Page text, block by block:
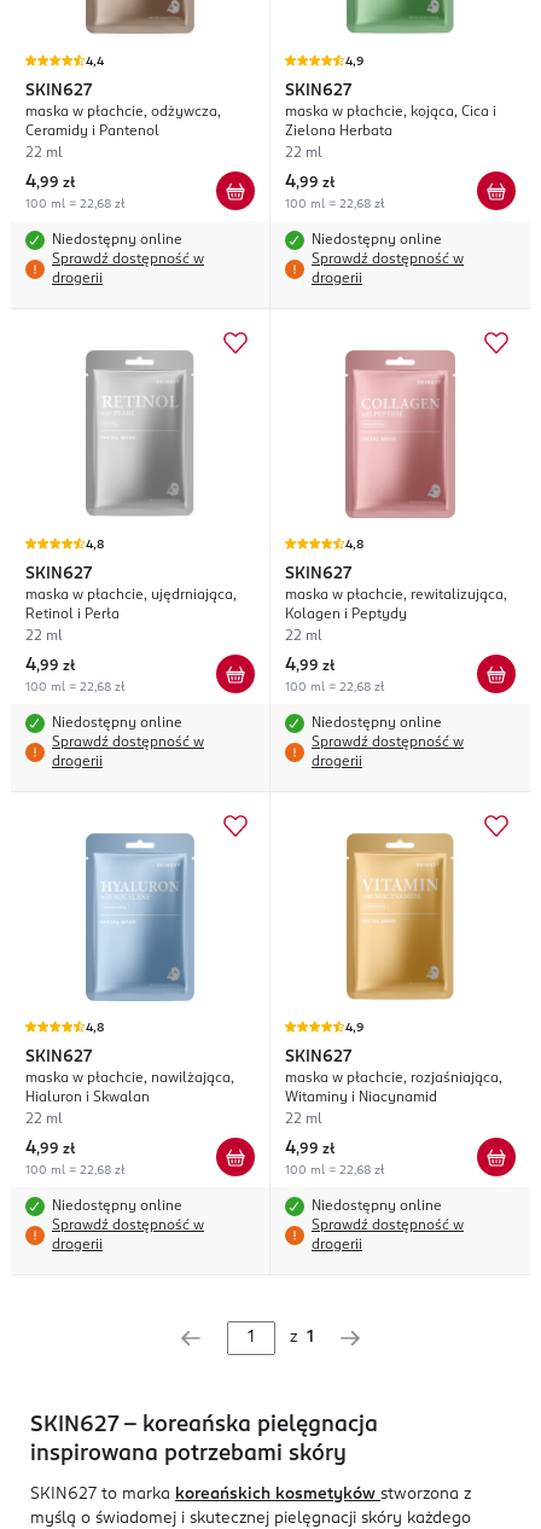
4,4
SKIN627
maska w płachcie, odżywcza,
Ceramidy i Pantenol
22 ml
4,99 zł
100 ml = 22,68 zł
Niedostępny online
Sprawdź dostępność w
drogerii
4,9
SKIN627
maska w płachcie, kojąca, Cica i
Zielona Herbata
22 ml
4,99 zł
100 ml = 22,68 zł
Niedostępny online
Sprawdź dostępność w
drogerii
4,8
SKIN627
maska w płachcie, ujędrniająca,
Retinol i Perła
22 ml
4,99 zł
100 ml = 22,68 zł
Niedostępny online
Sprawdź dostępność w
drogerii
4,8
SKIN627
maska w płachcie, rewitalizująca,
Kolagen i Peptydy
22 ml
4,99 zł
100 ml = 22,68 zł
Niedostępny online
Sprawdź dostępność w
drogerii
4,8
SKIN627
maska w płachcie, nawilżająca,
Hialuron i Skwalan
22 ml
4,99 zł
100 ml = 22,68 zł
Niedostępny online
Sprawdź dostępność w
drogerii
4,9
SKIN627
maska w płachcie, rozjaśniająca,
Witaminy i Niacynamid
22 ml
4,99 zł
100 ml = 22,68 zł
Niedostępny online
Sprawdź dostępność w
drogerii
z 1
SKIN627 – koreańska pielęgnacja
inspirowana potrzebami skóry
SKIN627 to marka koreańskich kosmetyków stworzona z
myślą o świadomej i skutecznej pielęgnacji skóry każdego